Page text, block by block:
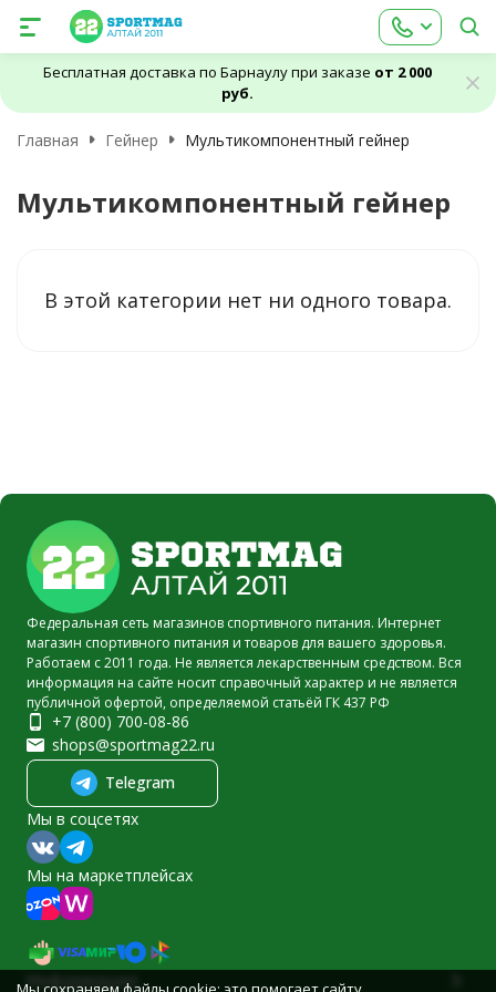
Бесплатная доставка по Барнаулу при заказе от 2 000
руб.
Главная Гейнер Мультикомпонентный гейнер
Мультикомпонентный гейнер
В этой категории нет ни одного товара.
Федеральная сеть магазинов спортивного питания. Интернет
магазин спортивного питания и товаров для вашего здоровья.
Работаем с 2011 года. Не является лекарственным средством. Вся
информация на сайте носит справочный характер и не является
публичной офертой, определяемой статьёй ГК 437 РФ
+7 (800) 700-08-86
shops@sportmag22.ru
Telegram
Мы в соцсетях
Мы на маркетплейсах
Информация